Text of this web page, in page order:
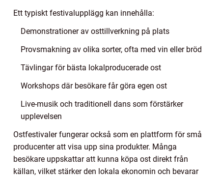
Ett typiskt festivalupplägg kan innehålla:
Demonstrationer av osttillverkning på plats
Provsmakning av olika sorter, ofta med vin eller bröd
Tävlingar för bästa lokalproducerade ost
Workshops där besökare får göra egen ost
Live-musik och traditionell dans som förstärker
upplevelsen
Ostfestivaler fungerar också som en plattform för små
producenter att visa upp sina produkter. Många
besökare uppskattar att kunna köpa ost direkt från
källan, vilket stärker den lokala ekonomin och bevarar